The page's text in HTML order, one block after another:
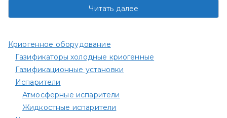
Читать далее
Криогенное оборудование
Газификаторы холодные криогенные
Газификационные установки
Испарители
Атмосферные испарители
Жидкостные испарители